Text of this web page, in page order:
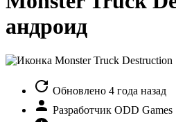
андроид
Обновлено 4 года назад
Разработчик ODD Games